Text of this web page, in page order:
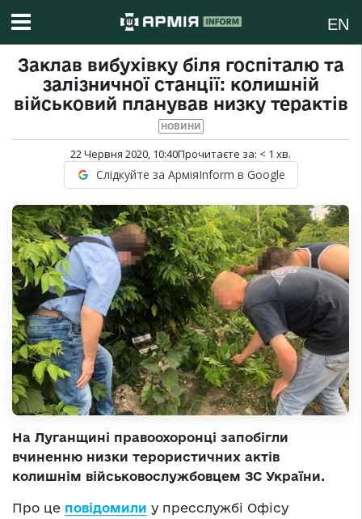
EN
Заклав вибухівку біля госпіталю та
залізничної станції: колишній
військовий планував низку терактів
НОВИНИ
22 Червня 2020, 10:40Прочитаєте за: < 1 хв.
Слідкуйте за АрміяInform в Google
На Луганщині правоохоронці запобігли
вчиненню низки терористичних актів
колишнім військовослужбовцем ЗС України.
Про це повідомили у пресслужбі Офісу